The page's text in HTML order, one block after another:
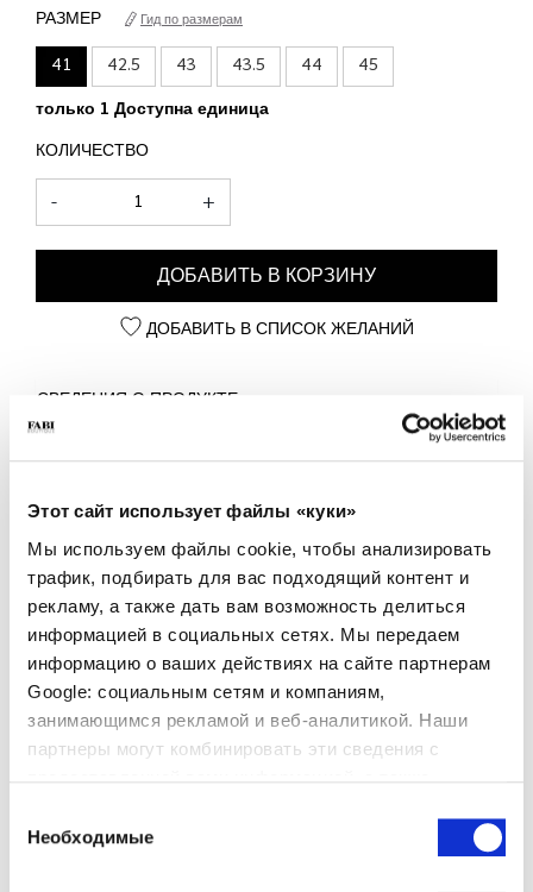
Этот сайт использует файлы «куки»
Мы используем файлы cookie, чтобы анализировать
трафик, подбирать для вас подходящий контент и
рекламу, а также дать вам возможность делиться
информацией в социальных сетях. Мы передаем
информацию о ваших действиях на сайте партнерам
Google: социальным сетям и компаниям,
занимающимся рекламой и веб-аналитикой. Наши
партнеры могут комбинировать эти сведения с
вами их сервисов.
согласия
Необходимые
РАЗМЕР Гид по размерам
41 42.5 43 43.5 44
45
только 1 Доступна единица
КОЛИЧЕСТВО
+
-
ДОБАВИТЬ В КОРЗИНУ
ДОБАВИТЬ В СПИСОК ЖЕЛАНИЙ
СВЕДЕНИЯ О ПРОДУКТЕ
- Материал: Замша
- Цвет: Синий
- Сделано в Италии
ПОЧЕМУ ОН ОСОБЕННЫЙ?
ПРЕМИАЛЬНЫЕ
МАТЕРИАЛЫ
СДЕЛАНО В ИТАЛИИ ЛЕГКИЕ И УДОБНЫЕ